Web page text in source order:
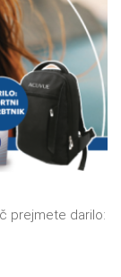
prejmete darilo: